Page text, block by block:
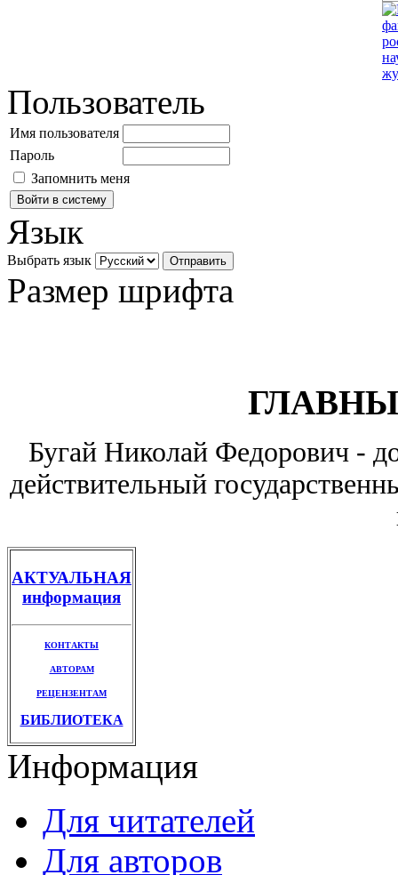
Пользователь
Имя пользователя
Пароль
Запомнить меня
Язык
Выбрать язык
Размер шрифта
Бугай Николай Федорович -
действительный
АКТУАЛЬНАЯ
информация
КОНТАКТЫ
АВТОРАМ
РЕЦЕНЗЕНТАМ
БИБЛИОТЕКА
Информация
Для читателей
Для авторов